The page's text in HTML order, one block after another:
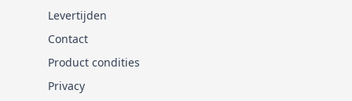
Levertijden
Contact
Product condities
Privacy